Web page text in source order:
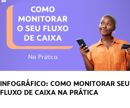
INFOGRÁFICO: COMO MONITORAR SEU
FLUXO DE CAIXA NA PRÁTICA